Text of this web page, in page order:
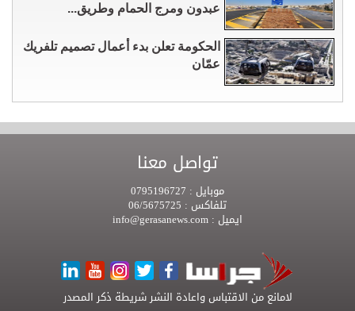
عبدون ومرج الحمام وطريق...
الحكومة تعلن بدء أعمال تصميم تلفريك
عمّان
تواصل معنا
موبايل :
تلفاكس :
ايميل :
لامانع من الاقتباس واعادة النشر شريطة ذكر المصدر